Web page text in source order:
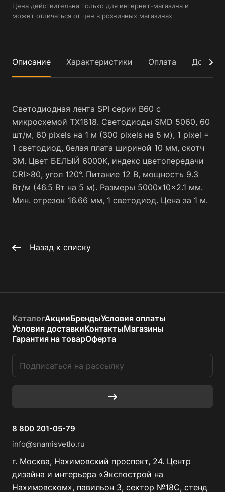
Цена действительна только для интернет-магазина и
может отличаться от цен в розничных магазинах
Описание Характеристики Оплата
Светодиодная лента SPI серии B60 с
микросхемой TX1818. Светодиоды SMD 5060, 60
шт/м, 60 pixels на 1 м (300 pixels на 5 м), 1 pixel =
1 светодиод, белая плата шириной 10 мм, скотч
3М. Цвет БЕЛЫЙ 6000K, индекс цветопередачи
CRI>80, угол 120°. Питание 12 В, мощность 9.3
Вт/м (46.5 Вт на 5 м). Размеры 5000x10x2.1 мм.
Мин. отрезок 16.66 мм, 1 светодиод. Цена за 1 м.
Назад к списку
КаталогАкцииБрендыУсловия оплаты
Условия доставкиКонтактыМагазины
Гарантия на товарОферта
8 800 201-05-79
info@snamisvetlo.ru
г. Москва, Нахимовский проспект, 24. Центр
дизайна и интерьера «Экспострой на
Нахимовском», павильон 3, сектор №18С, стенд